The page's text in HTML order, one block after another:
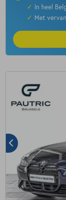
✓
In heel
✓
Met